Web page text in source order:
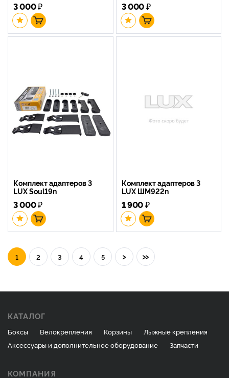
3 000₽ 3 000₽
Комплект адаптеров 3
LUX Soul19n
3 000₽
Комплект адаптеров 3
LUX ШМ922n
1 900₽
1 2 3 4 5 › »
КАТАЛОГ
Боксы Велокрепления Корзины
Лыжные крепления
Аксессуары и дополнительное оборудование
Запчасти
КОМПАНИЯ